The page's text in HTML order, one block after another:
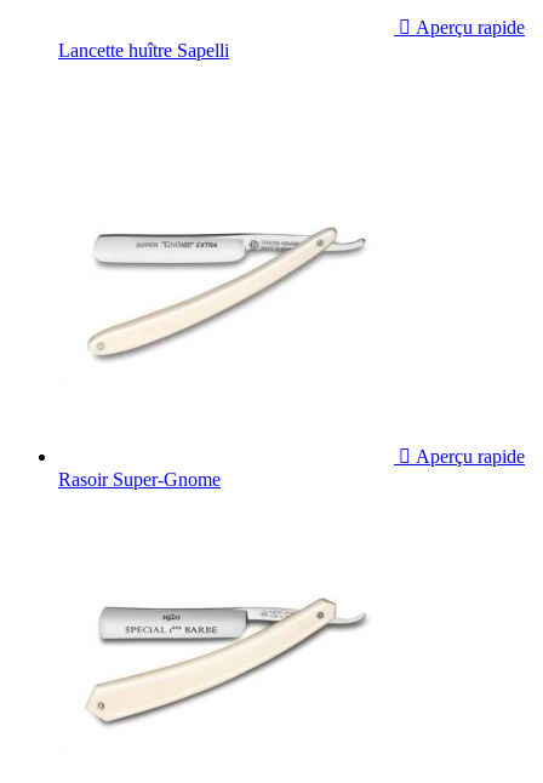
 Aperçu rapide
Lancette huître Sapelli
 Aperçu rapide
Rasoir Super-Gnome